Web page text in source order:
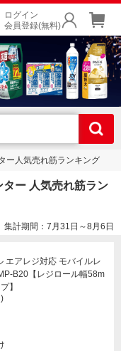
ログイン
会員登録(無料)
ー人気売れ筋ランキング
ー 人気売れ筋ラン
集計期間：7月31日～8月6日
エアレジ対応 モバイルレ
B20【レジロール幅58m
】